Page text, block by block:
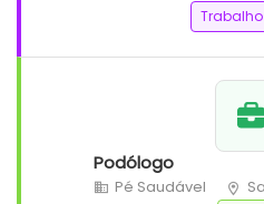
Podólogo
Pé Saudável